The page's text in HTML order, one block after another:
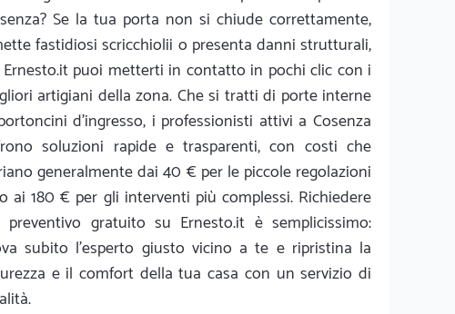
Se la tua porta non si chiude correttamente,
fastidiosi scricchiolii o presenta danni strutturali,
puoi metterti in contatto in pochi clic con i
artigiani della zona. Che si tratti di porte interne
d'ingresso, i professionisti attivi a Cosenza
soluzioni rapide e trasparenti, con costi che
generalmente dai 40 € per le piccole regolazioni
ai 180 € per gli interventi più complessi. Richiedere
preventivo gratuito su Ernesto.it è semplicissimo:
subito l'esperto giusto vicino a te e ripristina la
e il comfort della tua casa con un servizio di